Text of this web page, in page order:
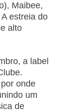
Maibee,
estreia do
alto
a label
onde
um
de